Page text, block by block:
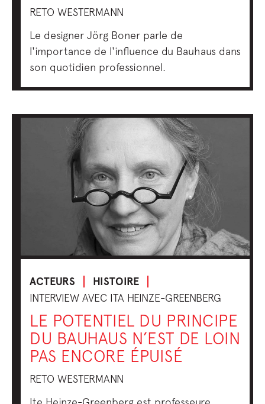
RETO WESTERMANN
Le designer Jörg Boner parle de
l'importance de l'influence du Bauhaus dans
son quotidien professionnel.
ACTEURS HISTOIRE
INTERVIEW AVEC ITA HEINZE-GREENBERG
LE POTENTIEL DU PRINCIPE
DU BAUHAUS N’EST DE LOIN
PAS ENCORE ÉPUISÉ
RETO WESTERMANN